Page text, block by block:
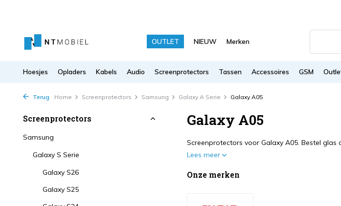
OUTLET NIEUW Merken
Hoesjes Opladers Kabels Audio Screenprotectors Tassen Accessoires GSM
Terug Home Screenprotectors Samsung Galaxy A Serie Galaxy A05
Screenprotectors
Samsung
Galaxy S Serie
Galaxy S26
Galaxy S25
Galaxy A05
Screenprotectors voor Galaxy A05. Bestel
Lees meer
Onze merken